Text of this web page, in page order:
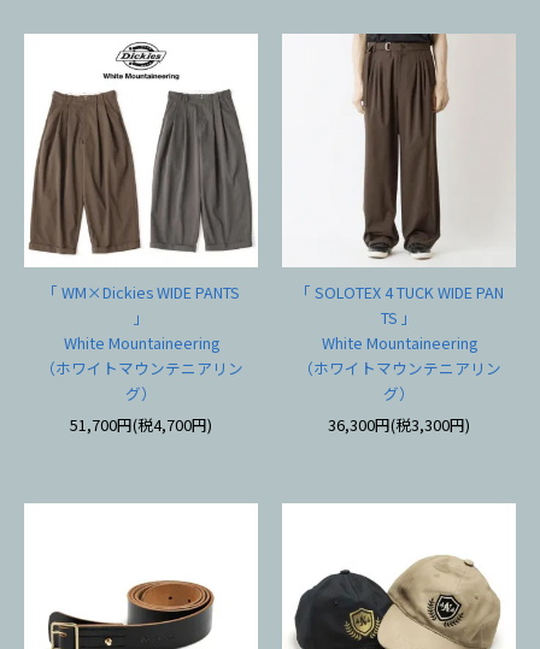
「 WM×Dickies WIDE PANTS
」
White Mountaineering
（ホワイトマウンテニアリン
グ）
51,700円(税4,700円)
「 SOLOTEX 4 TUCK WIDE PAN
TS 」
White Mountaineering
（ホワイトマウンテニアリン
グ）
36,300円(税3,300円)